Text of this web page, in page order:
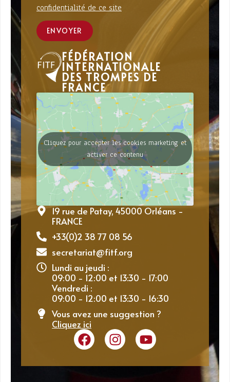
confidentialité de ce site
ENVOYER
FÉDÉRATION
INTERNATIONALE
DES TROMPES DE
FRANCE
Cliquez pour accepter les cookies marketing et
activer ce contenu
19 rue de Patay, 45000 Orléans -
FRANCE
+33(0)2 38 77 08 56
secretariat@fitf.org
Lundi au jeudi :
09:00 - 12:00 et 13:30 - 17:00
Vendredi :
09:00 - 12:00 et 13:30 - 16:30
Vous avez une suggestion ?
Cliquez ici